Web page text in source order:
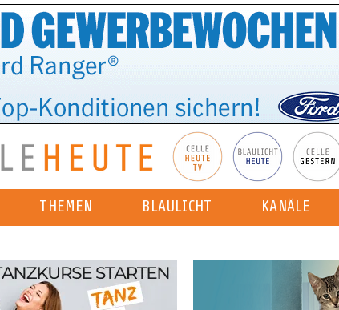
THEMEN BLAULICHT KANÄLE